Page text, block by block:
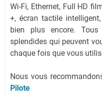
Wi-Fi, Ethernet, Full HD
+, écran tactile
bien plus encore.
splendides qui peuvent
chaque fois que vous
Nous vous
Pilote